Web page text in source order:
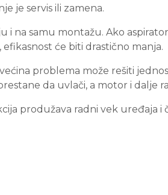
je servis ili zamena.
i na samu montažu. Ako
će biti drastično manja.
problema može rešiti
da uvlači, a motor i dalje
produžava radni vek uređaja